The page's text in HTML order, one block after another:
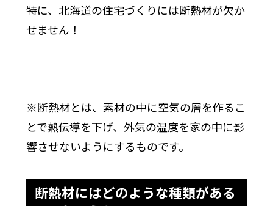
特に、北海道の住宅づくりには断熱材が欠か
せません！
※断熱材とは、素材の中に空気の層を作るこ
とで熱伝導を下げ、外気の温度を家の中に影
響させないようにするものです。
断熱材にはどのような種類がある